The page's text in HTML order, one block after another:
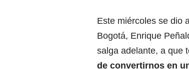
Este miércoles se dio
Bogotá, Enrique
salga adelante, a que
de convertirnos en